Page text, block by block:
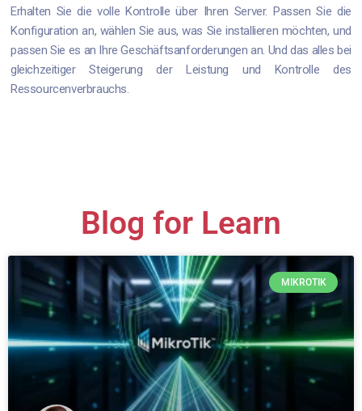
Erhalten Sie die volle Kontrolle über Ihren Server. Passen Sie die
Konfiguration an, wählen Sie aus, was Sie installieren möchten, und
passen Sie es an Ihre Geschäftsanforderungen an. Und das alles bei
gleichzeitiger Steigerung der Leistung und Kontrolle des
Ressourcenverbrauchs.
Blog for Learn
MIKROTIK